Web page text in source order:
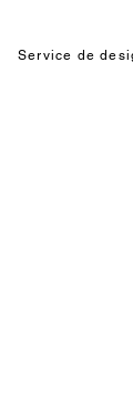
Service de